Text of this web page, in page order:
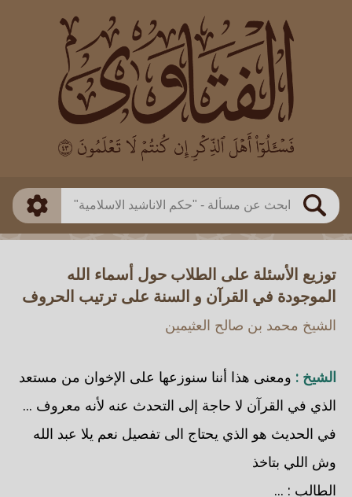
بحث
العالم
بن باز
بن العثيمين
اللجنة الدائمة
طريقة البحث
ذكي
توزيع الأسئلة على الطلاب حول أسماء الله
الموجودة في القرآن و السنة على ترتيب الحروف
الشيخ محمد بن صالح العثيمين
الشيخ : ومعنى هذا أننا سنوزعها على الإخوان من مستعد
الذي في القرآن لا حاجة إلى التحدث عنه لأنه معروف ...
في الحديث هو الذي يحتاج الى تفصيل نعم يلا عبد الله
وش اللي بتاخذ
الطالب : ...